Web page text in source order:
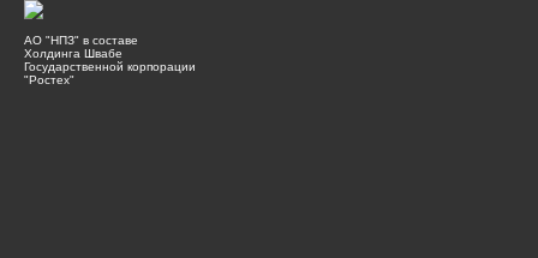
АО "НПЗ" в составе
Холдинга Швабе
Государственной корпорации
"Ростех"